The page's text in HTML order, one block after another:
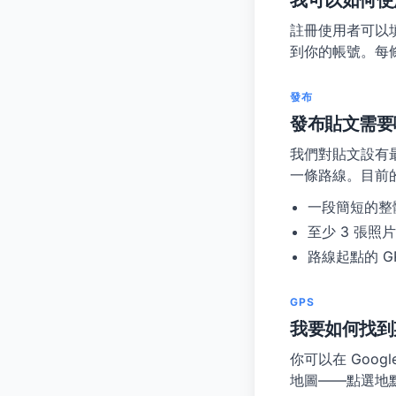
註冊使用者可
到你的帳號。每
發布
發布貼文需
我們對貼文設有
一條路線。目前
一段簡短的
至少 3 張照
路線起點的
GPS
我要如何找
你可以在
地圖——點選地